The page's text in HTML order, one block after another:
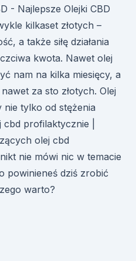
- Najlepsze Olejki CBD
kilkaset złotych –
a także siłę działania
kwota. Nawet olej
nam na kilka miesięcy, a
za sto złotych. Olej
tylko od stężenia
profilaktycznie |
olej cbd
nie mówi nic w temacie
powinieneś dziś zrobić
warto?